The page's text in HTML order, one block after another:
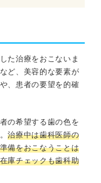
た治療をおこないま
ど、美容的な要素が
、患者の要望を的確
の希望する歯の色を
治療中は歯科医師の
備をおこなうことは
庫チェックも歯科助